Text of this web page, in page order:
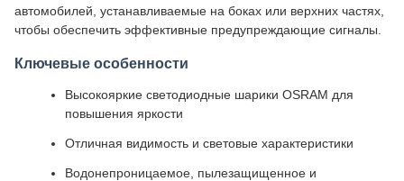
автомобилей, устанавливаемые на боках или верхних частях,
чтобы обеспечить эффективные предупреждающие сигналы.
Ключевые особенности
Высокояркие светодиодные шарики OSRAM для
повышения яркости
Отличная видимость и световые характеристики
Водонепроницаемое, пылезащищенное и